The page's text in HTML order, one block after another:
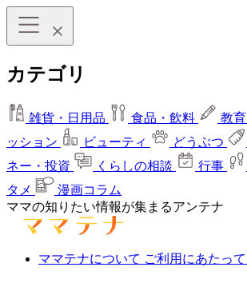
カテゴリ
雑貨・日用品 食品・飲料 教育
ッション
ビューティ どうぶつ
ネー・投資
くらしの相談 行事
タメ
漫画コラム
ママの知りたい情報が集まるアンテナ
ママテナについて ご利用にあたって